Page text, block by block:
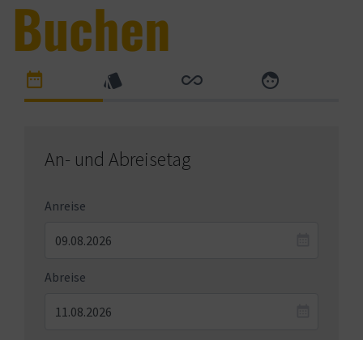
Buchen
An- und Abreisetag
Anreise
Abreise